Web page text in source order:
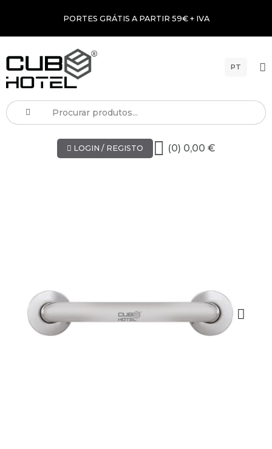
PORTES GRÁTIS A PARTIR 59€ + IVA
PT
LOGIN / REGISTO (0) 0,00 €
Next